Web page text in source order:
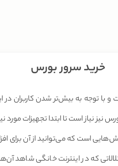
خرید سرور بورس
با توجه به بیش‌تر شدن کاربران در
نیز نیاز است تا ابتدا تجهیزات
است که می‌توانید از آن
که در اینترنت خانگی شاهد